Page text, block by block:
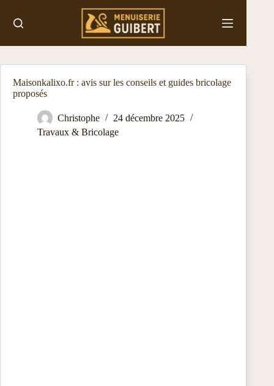
contenu
Maisonkalixo.fr : avis sur les conseils et guides bricolage
proposés
Christophe
24 décembre 2025
Travaux & Bricolage